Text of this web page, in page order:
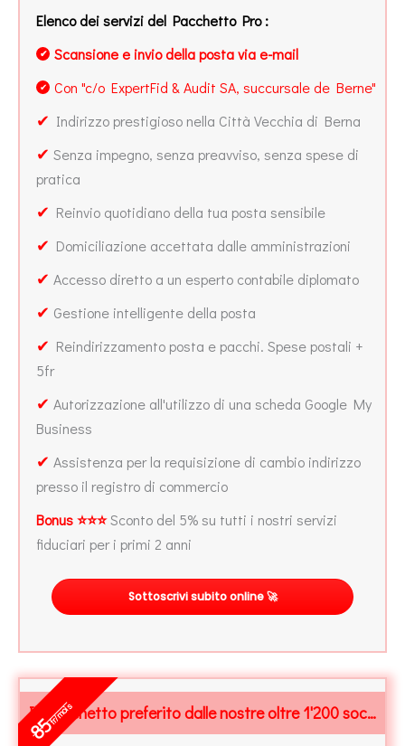
Elenco dei servizi del Pacchetto Pro :
✔ Scansione e invio della posta via e-mail
✔ Con "c/o ExpertFid & Audit SA, succursale de Berne"
✔ Indirizzo prestigioso nella Città Vecchia di Berna
✔ Senza impegno, senza preavviso, senza spese di
pratica
✔ Reinvio quotidiano della tua posta sensibile
✔ Domiciliazione accettata dalle amministrazioni
✔ Accesso diretto a un esperto contabile diplomato
✔ Gestione intelligente della posta
✔ Reindirizzamento posta e pacchi. Spese postali +
5fr
✔ Autorizzazione all'utilizzo di una scheda Google My
Business
✔ Assistenza per la requisizione di cambio indirizzo
presso il registro di commercio
Bonus ⭐⭐⭐Sconto del 5% su tutti i nostri servizi
fiduciari per i primi 2 anni
Sottoscrivi subito online 🚀
Il Pacchetto preferito dalle nostre oltre 1'200 società
85fr/mois